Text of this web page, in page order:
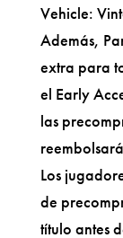
Vehicle:
Además,
extra para
el Early
las
Los
de
título antes